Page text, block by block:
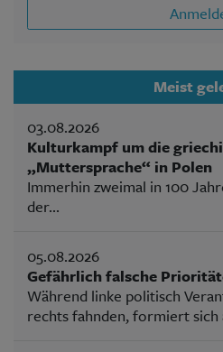
Meist
03.08.2026
Kulturkampf um die
„Muttersprache“ in Polen
Immerhin zweimal in 100
der...
05.08.2026
Gefährlich falsche
Während linke politisch
rechts fahnden, formiert sich